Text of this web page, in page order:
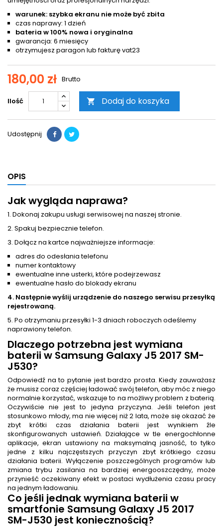
warunek: szybka ekranu nie może być zbita
czas naprawy: 1 dzień
bateria w 100% nowa i oryginalna
gwarancja: 6 miesięcy
otrzymujesz paragon lub fakturę vat23
180,00 zł Brutto
Ilość  Dodaj do koszyka
Udostępnij
OPIS
Jak wygląda naprawa?
1. Dokonaj zakupu usługi serwisowej na naszej stronie.
2. Spakuj bezpiecznie telefon.
3. Dołącz na kartce najważniejsze informacje:
adres do odesłania telefonu
numer kontaktowy
ewentualne inne usterki, które podejrzewasz
ewentualne hasło do blokady ekranu
4. Następnie wyślij urządzenie do naszego serwisu przesyłką
rejestrowaną.
5. Po otrzymaniu przesyłki 1-3 dniach roboczych odeślemy
naprawiony telefon.
Dlaczego potrzebna jest wymiana
baterii w Samsung Galaxy J5 2017 SM-
J530?
Odpowiedź na to pytanie jest bardzo prosta. Kiedy zauważasz
że musisz coraz częściej ładować swój telefon, aby móc z niego
normalnie korzystać, wskazuje to na możliwy problem z baterią.
Oczywiście nie jest to jedyna przyczyna. Jeśli telefon jest
stosunkowo młody, ma nie więcej niż 2 lata, może się okazać że
zbyt krótki czas działania baterii jest wynikiem źle
skonfigurowanych ustawień. Działające w tle energochłonne
aplikacje, ekran ustawiony na maksymalną jasność, to tylko
jedne z kilku najczęstszych przyczyn zbyt krótkiego czasu
działania baterii. Wyłączenie poszczególnych programów lub
zmiana trybu zasilania na bardziej energooszczędny, może
przynieść oczekiwany efekt w postaci wydłużenia czasu pracy
na jednym ładowaniu.
Co jeśli jednakwymiana baterii w
smartfonie Samsung Galaxy J5 2017
SM-J530 jest koniecznością?